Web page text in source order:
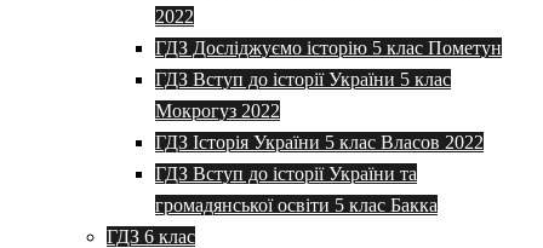
2022
ГДЗ Досліджуємо історію 5 клас Пометун
ГДЗ Вступ до історії України 5 клас
Мокрогуз 2022
ГДЗ Історія України 5 клас Власов 2022
ГДЗ Вступ до історії України та
громадянської освіти 5 клас Бакка
ГДЗ 6 клас